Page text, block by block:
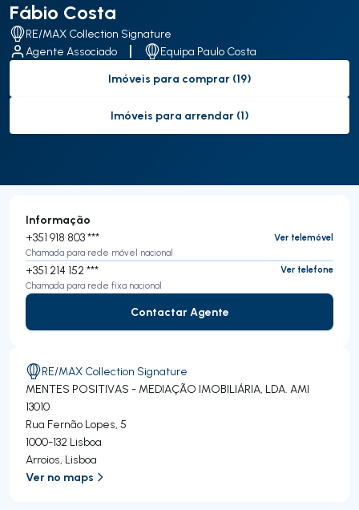
Fábio Costa
RE/MAX Collection Signature
Agente Associado
Equipa Paulo Costa
to-buy-listing
Imóveis para comprar (19)
to-rent-listing
Imóveis para arrendar (1)
Informação
+351 918 803 ***
Ver telemóvel
Chamada para rede móvel nacional
+351 214 152 ***
Ver telefone
Chamada para rede fixa nacional
Contactar Agente
Contactar Agente
RE/MAX Collection Signature
MENTES POSITIVAS - MEDIAÇÃO IMOBILIÁRIA, LDA. AMI
13010
Rua Fernão Lopes, 5
1000-132 Lisboa
Arroios, Lisboa
Ver no maps